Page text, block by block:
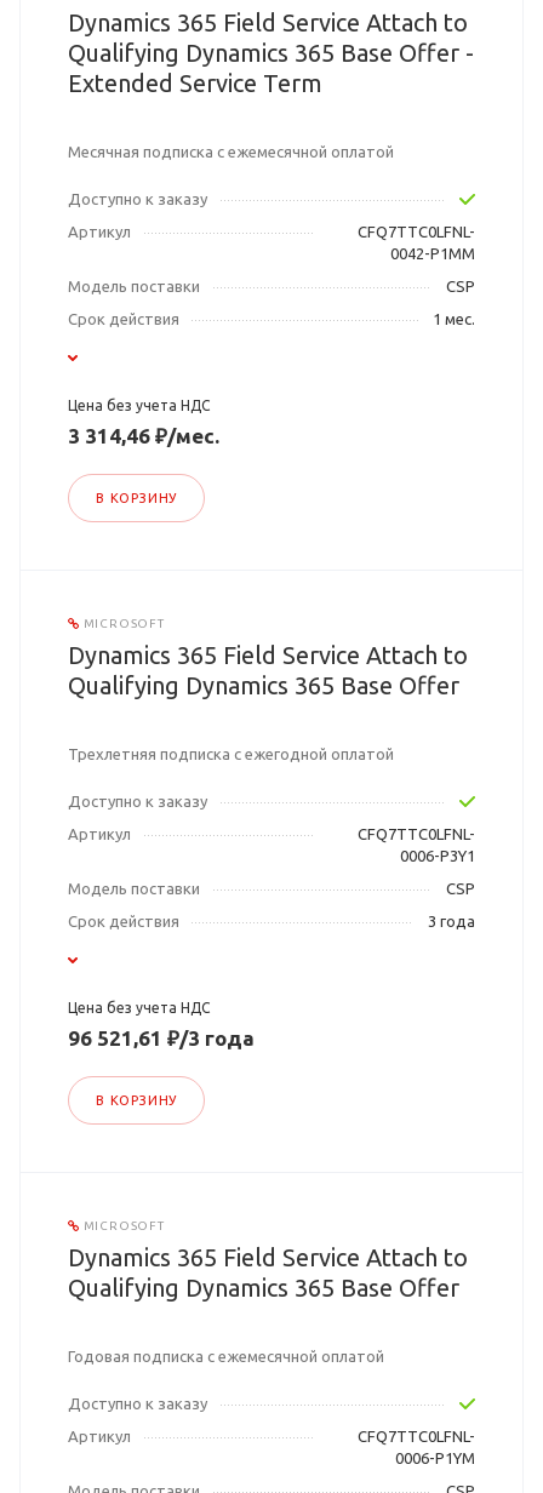
Dynamics 365 Field Service Attach to
Qualifying Dynamics 365 Base Offer -
Extended Service Term
Месячная подписка с ежемесячной оплатой
Доступно к заказу
Артикул
CFQ7TTC0LFNL-
0042-P1MM
Модель поставки
CSP
Срок действия
1 мес.
Цена без учета НДС
3 314,46 ₽/мес.
В КОРЗИНУ
MICROSOFT
Dynamics 365 Field Service Attach to
Qualifying Dynamics 365 Base Offer
Трехлетняя подписка с ежегодной оплатой
Доступно к заказу
Артикул
CFQ7TTC0LFNL-
0006-P3Y1
Модель поставки
CSP
Срок действия
3 года
Цена без учета НДС
96 521,61 ₽/3 года
В КОРЗИНУ
MICROSOFT
Dynamics 365 Field Service Attach to
Qualifying Dynamics 365 Base Offer
Годовая подписка с ежемесячной оплатой
Доступно к заказу
Артикул
CFQ7TTC0LFNL-
0006-P1YM